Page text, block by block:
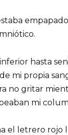
hasta
mi propia
no gritar
mi
el letrero rojo